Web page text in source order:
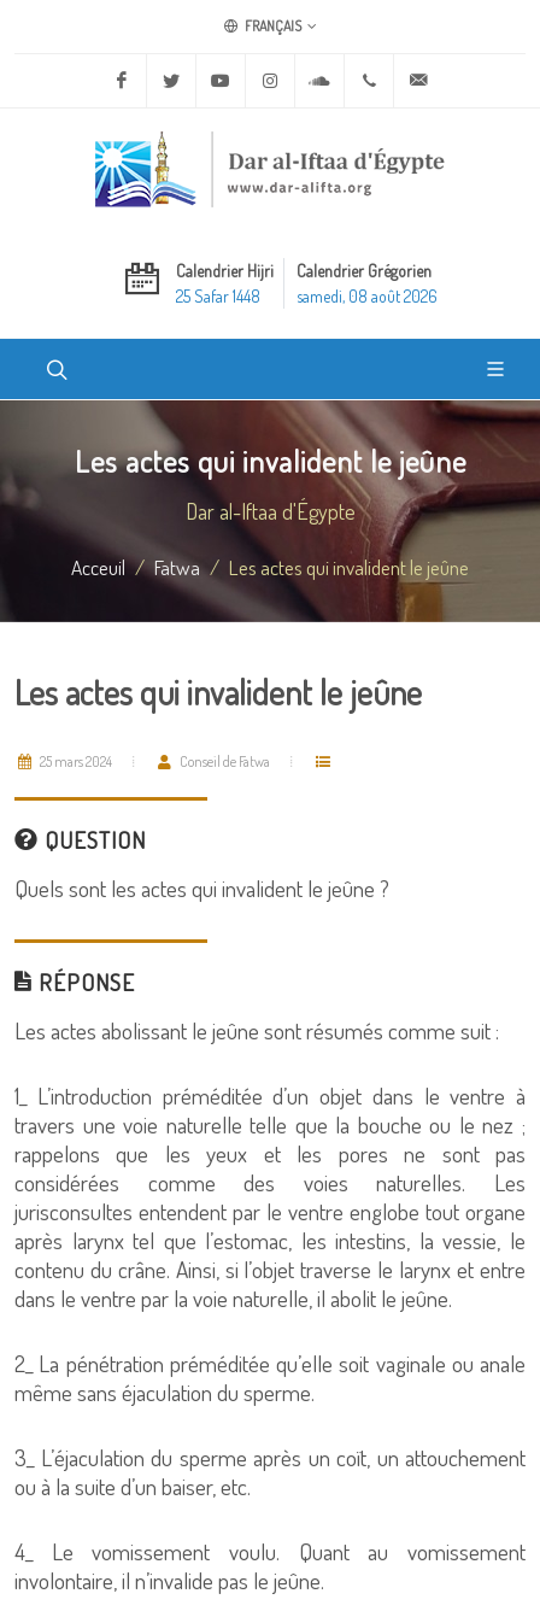
FRANÇAIS
Facebook Twitter Youtube Instagram Soundcloud+20 2 25970400
Calendrier Hijri
25 Safar 1448
Calendrier Grégorien
samedi, 08 août 2026
Les actes qui invalident le jeûne
Dar al-Iftaa d'Égypte
Acceuil Fatwa Les actes qui invalident le jeûne
Les actes qui invalident le jeûne
25 mars 2024 Conseil de Fatwa
QUESTION
Quels sont les actes qui invalident le jeûne ?
RÉPONSE
Les actes abolissant le jeûne sont résumés comme suit :
1_ L’introduction préméditée d’un objet dans le ventre à
travers une voie naturelle telle que la bouche ou le nez ;
rappelons que les yeux et les pores ne sont pas
considérées comme des voies naturelles. Les
jurisconsultes entendent par le ventre englobe tout organe
après larynx tel que l’estomac, les intestins, la vessie, le
contenu du crâne. Ainsi, si l’objet traverse le larynx et entre
dans le ventre par la voie naturelle, il abolit le jeûne.
2_ La pénétration préméditée qu’elle soit vaginale ou anale
même sans éjaculation du sperme.
3_ L’éjaculation du sperme après un coït, un attouchement
ou à la suite d’un baiser, etc.
4_ Le vomissement voulu. Quant au vomissement
involontaire, il n’invalide pas le jeûne.